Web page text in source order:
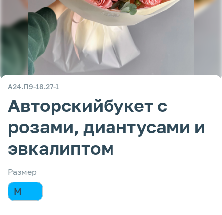
А24.П9-18.27-1
Авторскийбукет с
розами, диантусами и
эвкалиптом
Размер
M